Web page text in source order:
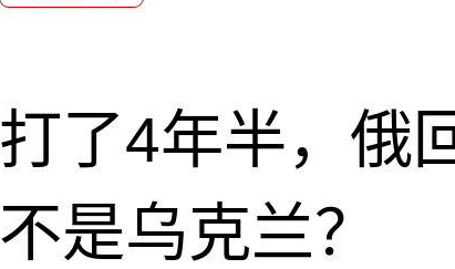
打了4年半，俄
不是乌克兰？